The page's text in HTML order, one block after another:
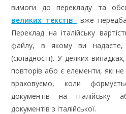
вимоги до перекладу та
великих текстів
вже
Переклад на італійську
файлу, в якому ви
(складності). У деяких
повторів або є елементи, які
враховуємо, коли
документів на італійську
документів з італійської.